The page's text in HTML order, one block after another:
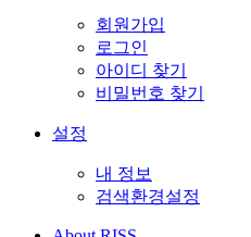
회원가입
로그인
아이디 찾기
비밀번호 찾기
설정
내 정보
검색환경설정